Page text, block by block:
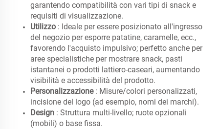
garantendo compatibilità con vari tipi di snack e
requisiti di visualizzazione.
Utilizzo : Ideale per essere posizionato all'ingresso
del negozio per esporre patatine, caramelle, ecc.,
favorendo l'acquisto impulsivo; perfetto anche per
aree specialistiche per mostrare snack, pasti
istantanei o prodotti lattiero-caseari, aumentando
visibilità e accessibilità del prodotto.
Personalizzazione : Misure/colori personalizzati,
incisione del logo (ad esempio, nomi dei marchi).
Design : Struttura multi-livello; ruote opzionali
(mobili) o base fissa.